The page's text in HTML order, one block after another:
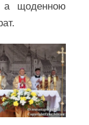
а щоденною